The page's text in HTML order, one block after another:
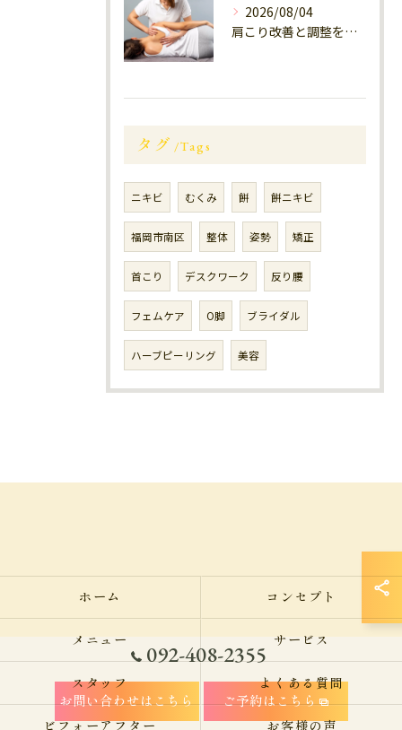
2026/08/04
肩こり改善と調整を大橋駅周辺サロンで実現する方法
タグ Tags
ニキビ むくみ 餅 餅ニキビ
福岡市南区 整体 姿勢 矯正
首こり デスクワーク 反り腰
フェムケア O脚 ブライダル
ハーブピーリング 美容
092-408-2355
お問い合わせはこちら ご予約はこちら
ホーム コンセプト
メニュー サービス
スタッフ よくある質問